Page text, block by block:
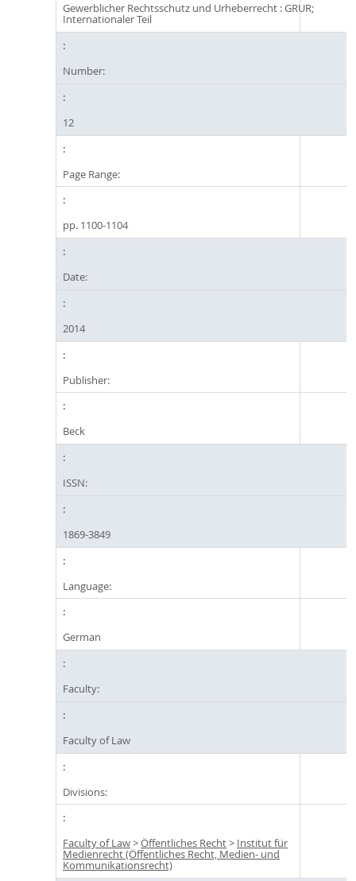
Gewerblicher Rechtsschutz und Urheberrecht : GRUR;
Internationaler Teil
Number:
12
Page Range:
pp. 1100-1104
Date:
2014
Publisher:
Beck
ISSN:
1869-3849
Language:
German
Faculty:
Faculty of Law
Divisions:
Faculty of Law>Öffentliches Recht> Institut für
Medienrecht (Öffentliches Recht, Medien- und
Kommunikationsrecht)